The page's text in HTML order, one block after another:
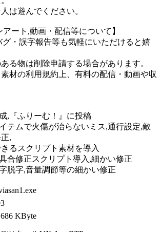
は遊んでください。
アート,動画・配信等について】
グ・誤字報告等も気軽にいただけると嬉
る物は削除申請する場合があります。
材の利用規約上、有料の配信・動画や収
,『ふりーむ！』に投稿
イテムで火傷が治らないミス,通行設定,敵
,
るスクリプト素材を導入
具合修正スクリプト導入,細かい修正
脱字,音量調節等の細かい修正
KByte